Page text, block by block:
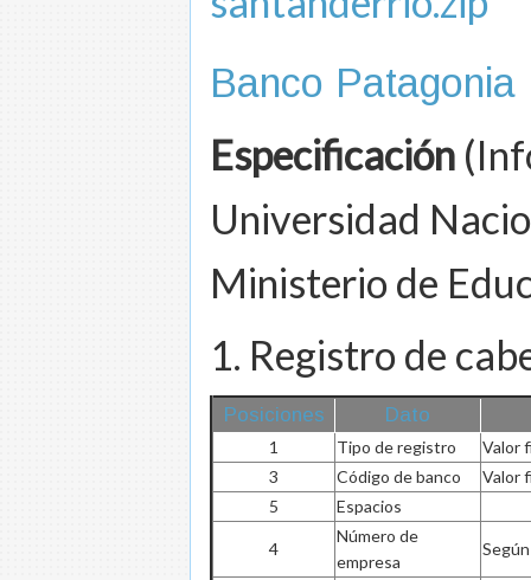
Banco Patagonia
Especificación
Universidad
Ministerio de
1. Registro de
Posiciones Dato
1 Tipo de registro
Valor
3
Código de banco
Valor
5
Espacios
4
Número de
empresa